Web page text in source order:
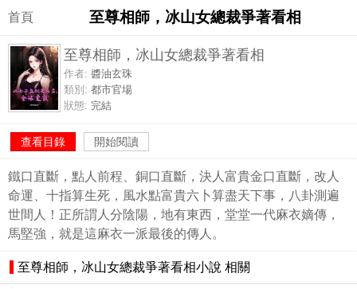
首頁 至尊相師，冰山女總裁爭著看相
至尊相師，冰山女總裁爭著看相
作者: 醬油玄珠
類別: 都市官場
狀態: 完結
查看目錄 開始閱讀
鐵口直斷，點人前程、銅口直斷，決人富貴金口直斷，改人
命運、十指算生死，風水點富貴六卜算盡天下事，八卦測遍
世間人！正所謂人分陰陽，地有東西，堂堂一代麻衣嫡傳，
馬堅強，就是這麻衣一派最後的傳人。
至尊相師，冰山女總裁爭著看相小說 相關